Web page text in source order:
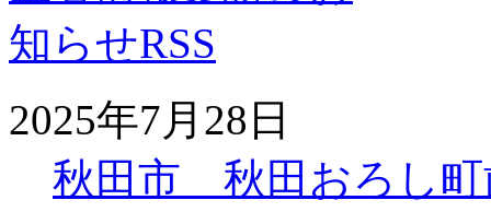
2025年7月28日
秋田市 秋田おろし町